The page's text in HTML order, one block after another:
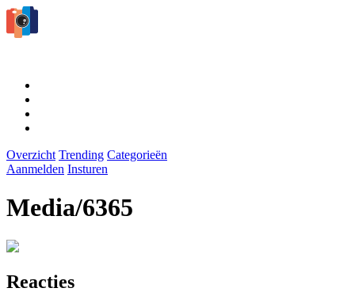
Overzicht Trending Categorieën
Aanmelden Insturen
Media/6365
Reacties